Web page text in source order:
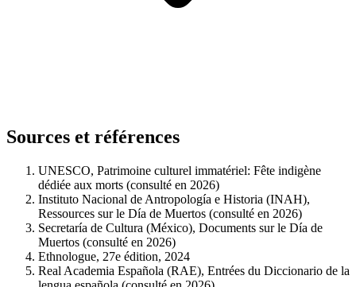
Sources et références
UNESCO, Patrimoine culturel immatériel: Fête indigène
dédiée aux morts (consulté en 2026)
Instituto Nacional de Antropología e Historia (INAH),
Ressources sur le Día de Muertos (consulté en 2026)
Secretaría de Cultura (México), Documents sur le Día de
Muertos (consulté en 2026)
Ethnologue, 27e édition, 2024
Real Academia Española (RAE), Entrées du Diccionario de la